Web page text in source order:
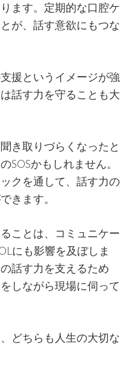
ます。定期的な口腔ケ
が、話す意欲にもつな
援というイメージが強
話す力を守ることも大
き取りづらくなったと
SOSかもしれません。
クを通して、話す力の
きます。
ことは、コミュニケー
にも影響を及ぼしま
話す力を支えるため
しながら現場に伺って
どちらも人生の大切な